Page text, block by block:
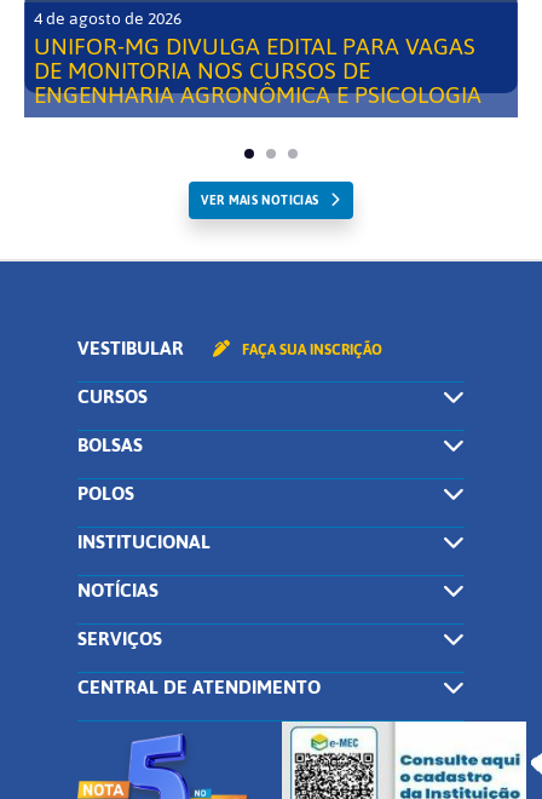
4 de agosto de 2026
UNIFOR-MG DIVULGA EDITAL PARA VAGAS
DE MONITORIA NOS CURSOS DE
ENGENHARIA AGRONÔMICA E PSICOLOGIA
VER MAIS NOTICIAS
VESTIBULAR FAÇA SUA INSCRIÇÃO
CURSOS
BOLSAS
POLOS
INSTITUCIONAL
NOTÍCIAS
SERVIÇOS
CENTRAL DE ATENDIMENTO